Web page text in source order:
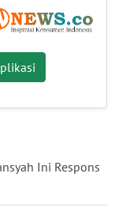
Ini Respons